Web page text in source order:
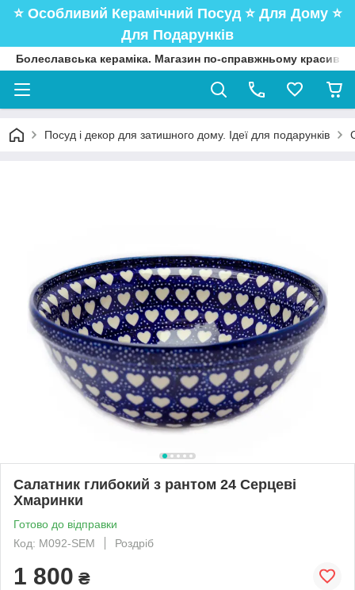
⭐️ Особливий Керамічний Посуд ⭐️ Для Дому ⭐️
Для Подарунків
Болеславська кераміка. Магазин по-справжньому
Посуд і декор для затишного дому. Ідеї для подарунків
Салатник глибокий з рантом 24 Серцеві
Хмаринки
Готово до відправки
Код: M092-SEM
Роздріб
1 800 ₴